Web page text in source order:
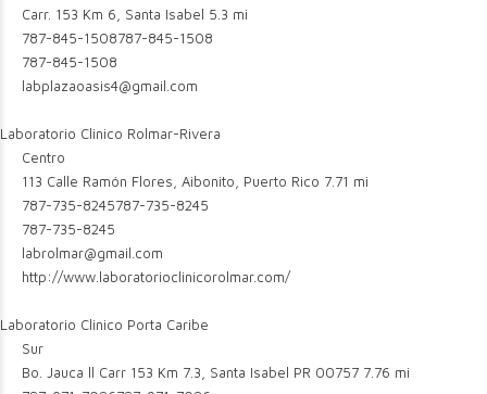
Carr. 153 Km 6, Santa Isabel 5.3 mi
787-845-1508787-845-1508
787-845-1508
labplazaoasis4@gmail.com
Laboratorio Clinico Rolmar-Rivera
Centro
113 Calle Ramón Flores, Aibonito, Puerto Rico 7.71 mi
787-735-8245787-735-8245
787-735-8245
labrolmar@gmail.com
http://www.laboratorioclinicorolmar.com/
Laboratorio Clinico Porta Caribe
Sur
Bo. Jauca ll Carr 153 Km 7.3, Santa Isabel PR 00757 7.76 mi